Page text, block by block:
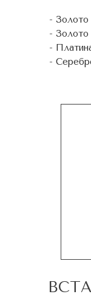
- Золото
- Золото
-
-